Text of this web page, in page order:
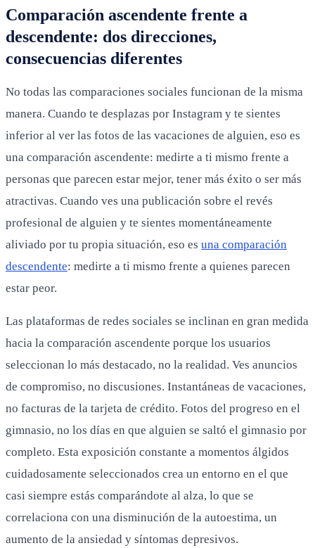
Comparación ascendente frente a
descendente: dos direcciones,
consecuencias diferentes
No todas las comparaciones sociales funcionan de la misma
manera. Cuando te desplazas por Instagram y te sientes
inferior al ver las fotos de las vacaciones de alguien, eso es
una comparación ascendente: medirte a ti mismo frente a
personas que parecen estar mejor, tener más éxito o ser más
atractivas. Cuando ves una publicación sobre el revés
profesional de alguien y te sientes momentáneamente
aliviado por tu propia situación, eso es una comparación
descendente: medirte a ti mismo frente a quienes parecen
estar peor.
Las plataformas de redes sociales se inclinan en gran medida
hacia la comparación ascendente porque los usuarios
seleccionan lo más destacado, no la realidad. Ves anuncios
de compromiso, no discusiones. Instantáneas de vacaciones,
no facturas de la tarjeta de crédito. Fotos del progreso en el
gimnasio, no los días en que alguien se saltó el gimnasio por
completo. Esta exposición constante a momentos álgidos
cuidadosamente seleccionados crea un entorno en el que
casi siempre estás comparándote al alza, lo que se
correlaciona con una disminución de la autoestima, un
aumento de la ansiedad y síntomas depresivos.